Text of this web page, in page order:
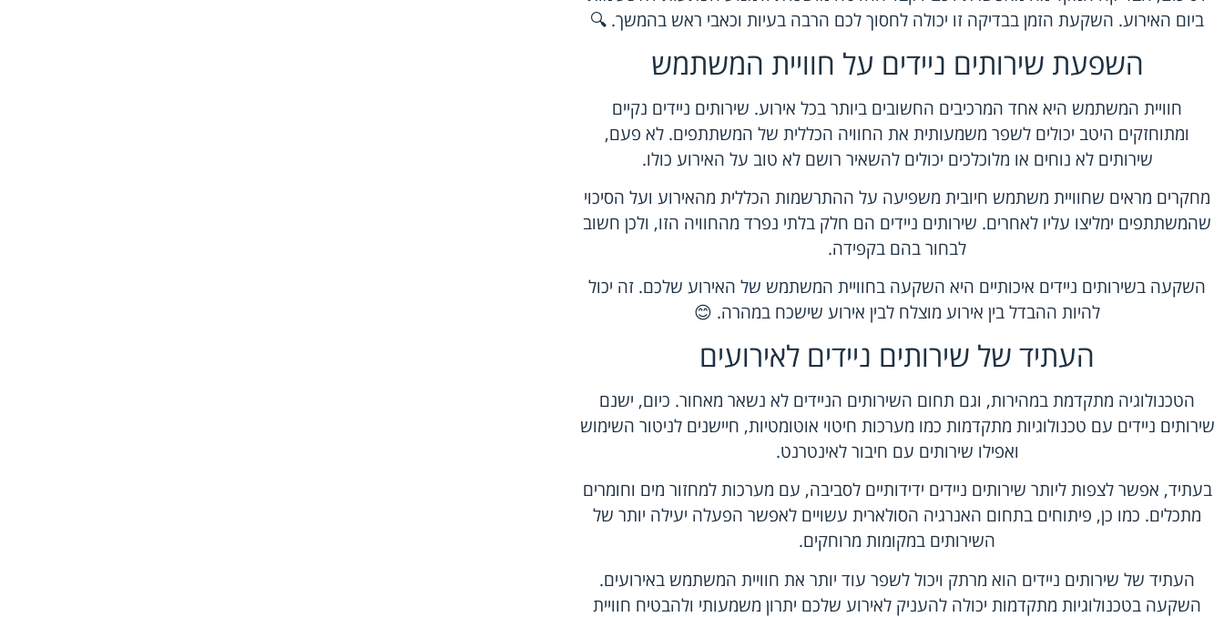
ביום האירוע. השקעת הזמן בבדיקה זו יכולה לחסוך לכם הרבה בעיות וכאבי ראש בהמשך. 🔍
השפעת שירותים ניידים על חוויית המשתמש
חוויית המשתמש היא אחד המרכיבים החשובים ביותר בכל אירוע. שירותים ניידים נקיים
ומתוחזקים היטב יכולים לשפר משמעותית את החוויה הכללית של המשתתפים. לא פעם,
שירותים לא נוחים או מלוכלכים יכולים להשאיר רושם לא טוב על האירוע כולו.
מחקרים מראים שחוויית משתמש חיובית משפיעה על ההתרשמות הכללית מהאירוע ועל הסיכוי
שהמשתתפים ימליצו עליו לאחרים. שירותים ניידים הם חלק בלתי נפרד מהחוויה הזו, ולכן חשוב
לבחור בהם בקפידה.
השקעה בשירותים ניידים איכותיים היא השקעה בחוויית המשתמש של האירוע שלכם. זה יכול
להיות ההבדל בין אירוע מוצלח לבין אירוע שישכח במהרה. 😊
העתיד של שירותים ניידים לאירועים
הטכנולוגיה מתקדמת במהירות, וגם תחום השירותים הניידים לא נשאר מאחור. כיום, ישנם
שירותים ניידים עם טכנולוגיות מתקדמות כמו מערכות חיטוי אוטומטיות, חיישנים לניטור השימוש
ואפילו שירותים עם חיבור לאינטרנט.
בעתיד, אפשר לצפות ליותר שירותים ניידים ידידותיים לסביבה, עם מערכות למחזור מים וחומרים
מתכלים. כמו כן, פיתוחים בתחום האנרגיה הסולארית עשויים לאפשר הפעלה יעילה יותר של
השירותים במקומות מרוחקים.
העתיד של שירותים ניידים הוא מרתק ויכול לשפר עוד יותר את חוויית המשתמש באירועים.
השקעה בטכנולוגיות מתקדמות יכולה להעניק לאירוע שלכם יתרון משמעותי ולהבטיח חוויית